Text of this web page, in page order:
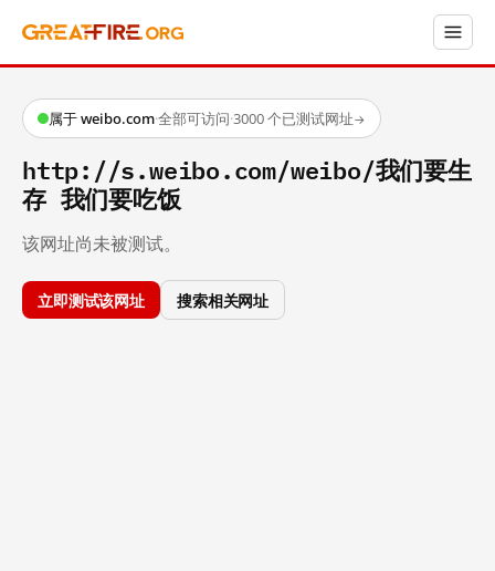
属于 weibo.com·全部可访问·3000 个已测试网址→
http://s.weibo.com/weibo/我们要生
存 我们要吃饭
该网址尚未被测试。
立即测试该网址 搜索相关网址